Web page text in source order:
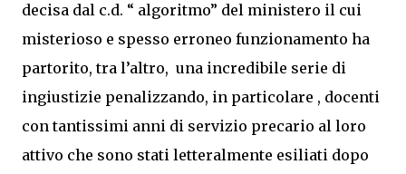
decisa dal c.d. “ algoritmo” del ministero il cui
misterioso e spesso erroneo funzionamento ha
partorito, tra l’altro, una incredibile serie di
ingiustizie penalizzando, in particolare , docenti
con tantissimi anni di servizio precario al loro
attivo che sono stati letteralmente esiliati dopo